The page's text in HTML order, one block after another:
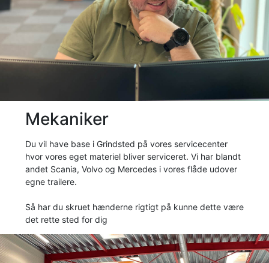
Mekaniker
Du vil have base i Grindsted på vores servicecenter
hvor vores eget materiel bliver serviceret. Vi har blandt
andet Scania, Volvo og Mercedes i vores flåde udover
egne trailere.
Så har du skruet hænderne rigtigt på kunne dette være
det rette sted for dig